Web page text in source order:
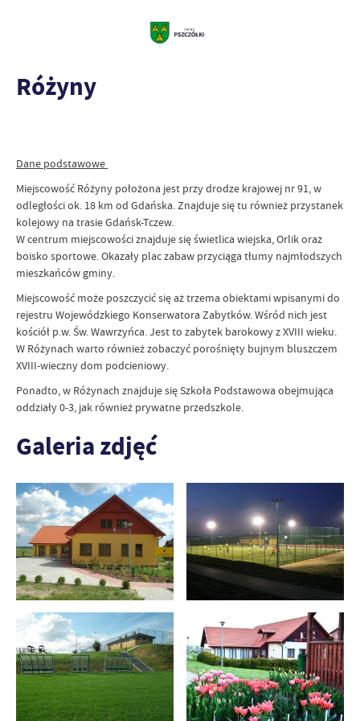
Różyny
Dane podstawowe
Miejscowość Różyny położona jest przy drodze krajowej nr 91, w
odległości ok. 18 km od Gdańska. Znajduje się tu również przystanek
kolejowy na trasie Gdańsk-Tczew.
W centrum miejscowości znajduje się świetlica wiejska, Orlik oraz
boisko sportowe. Okazały plac zabaw przyciąga tłumy najmłodszych
mieszkańców gminy.
Miejscowość może poszczycić się aż trzema obiektami wpisanymi do
rejestru Wojewódzkiego Konserwatora Zabytków. Wśród nich jest
kościół p.w. Św. Wawrzyńca. Jest to zabytek barokowy z XVIII wieku.
W Różynach warto również zobaczyć porośnięty bujnym bluszczem
XVIII-wieczny dom podcieniowy.
Ponadto, w Różynach znajduje się Szkoła Podstawowa obejmująca
oddziały 0-3, jak również prywatne przedszkole.
Galeria zdjęć